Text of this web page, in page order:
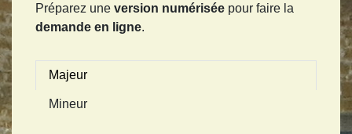
Préparez une version numérisée pour faire la
demande en ligne.
Majeur
Mineur